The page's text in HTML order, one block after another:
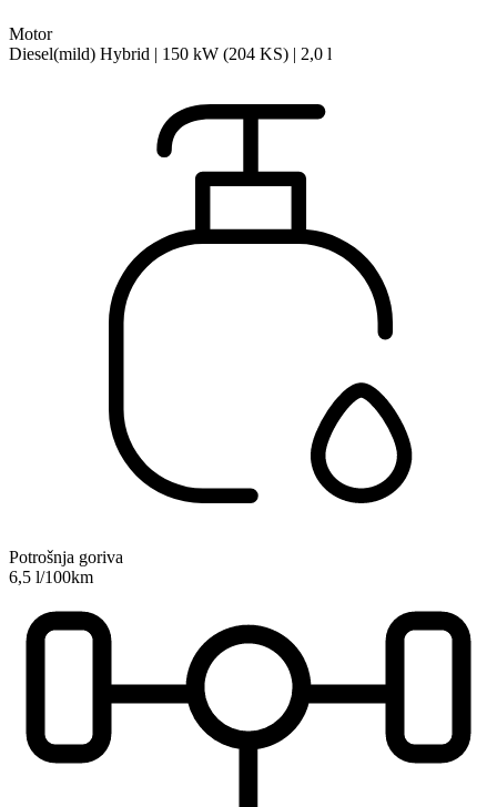
Motor
Diesel(mild) Hybrid | 150 kW (204 KS) | 2,0 l
Potrošnja goriva
6,5 l/100km